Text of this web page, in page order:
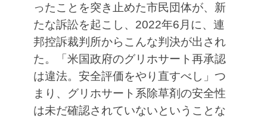
ったことを突き止めた市民団体が、新
たな訴訟を起こし、2022年6月に、連
邦控訴裁判所からこんな判決が出され
た。「米国政府のグリホサート再承認
は違法。安全評価をやり直すべし」つ
まり、グリホサート系除草剤の安全性
は未だ確認されていないということな